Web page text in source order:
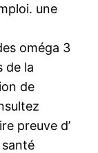
une
oméga 3
de la
de
preuve d’